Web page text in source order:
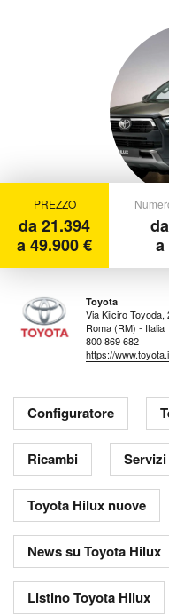
PREZZO
da 21.394
a 49.900 €
a
Toyota
Via Kiiciro Toyoda,
Roma (RM) - Italia
800 869 682
https://
Configuratore
Ricambi
Toyota Hilux nuove
News su Toyota Hilux
Listino Toyota Hilux